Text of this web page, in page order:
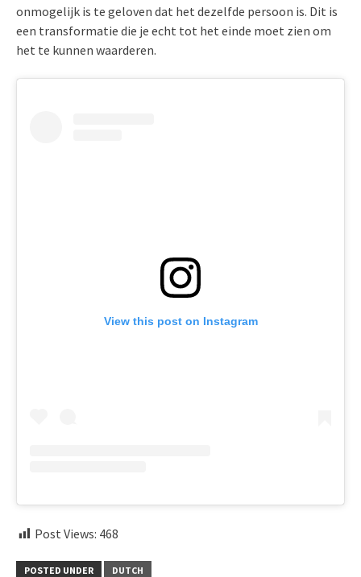
onmogelijk is te geloven dat het dezelfde persoon is. Dit is
een transformatie die je echt tot het einde moet zien om
het te kunnen waarderen.
View this post on Instagram
Post Views: 468
POSTED UNDER DUTCH